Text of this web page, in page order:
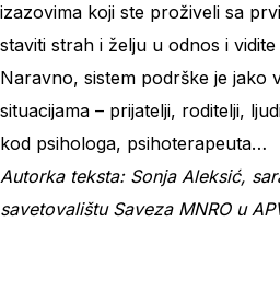
izazovima koji ste proživeli sa
staviti strah i želju u odnos i
Naravno, sistem podrške je jako
situacijama – prijatelji, roditelji,
kod psihologa, psihoterapeuta…
Autorka teksta: Sonja Aleksić,
savetovalištu Saveza MNRO u